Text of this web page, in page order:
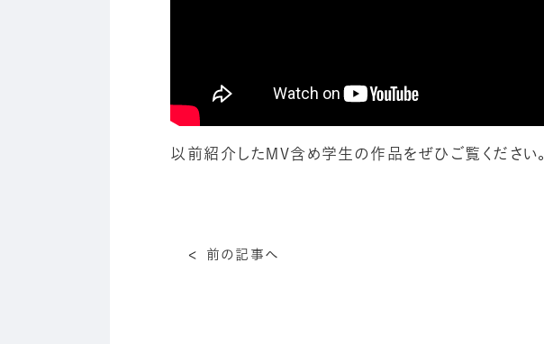
以前紹介したMV含め学生の作品をぜひご覧ください。
前の記事へ